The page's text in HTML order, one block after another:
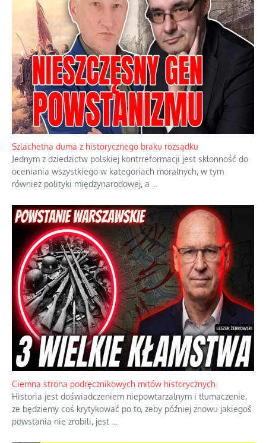
Szlachetna duma z historycznego braku rozsądku
Jednym z dziedzictw polskiej kontrreformacji jest skłonność do
oceniania wszystkiego w kategoriach moralnych, w tym
również polityki międzynarodowej, a
Ciemna strona podręcznikowych mitów historycznych
Historia jest doświadczeniem niepowtarzalnym i tłumaczenie,
że będziemy coś krytykować po to, żeby później znowu jakiegoś
powstania nie zrobili, jest